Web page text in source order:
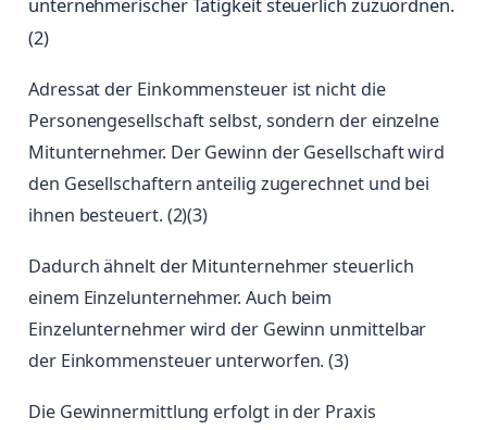
(2)
Adressat der Einkommensteuer ist nicht die
Personengesellschaft selbst, sondern der einzelne
Mitunternehmer. Der Gewinn der Gesellschaft wird
den Gesellschaftern anteilig zugerechnet und bei
ihnen besteuert. (2)(3)
Dadurch ähnelt der Mitunternehmer steuerlich
einem Einzelunternehmer. Auch beim
Einzelunternehmer wird der Gewinn unmittelbar
der Einkommensteuer unterworfen. (3)
Die Gewinnermittlung erfolgt in der Praxis